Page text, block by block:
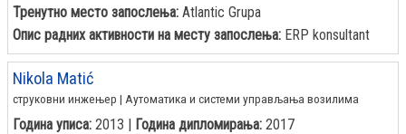
Тренутно место запослења: Atlantic Grupa
Опис радних активности на месту запослења: ERP konsultant
Nikola Matić
струковни инжењер | Аутоматика и системи управљања возилима
Година уписа: 2013 | Година дипломирања: 2017